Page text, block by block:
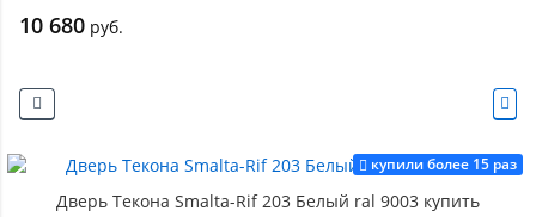
10 680 руб.
купили более 15 раз
Дверь Текона Smalta-Rif 203 Белый ral 9003 купить